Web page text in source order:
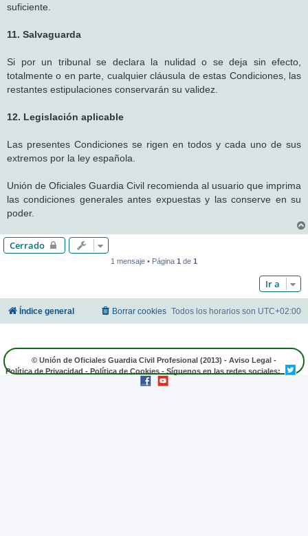
suficiente.
11. Salvaguarda
Si por un tribunal se declara la nulidad o se deja sin efecto,
totalmente o en parte, cualquier cláusula de estas Condiciones, las
restantes estipulaciones conservarán su validez.
12. Legislación aplicable
Las presentes Condiciones se rigen en todos y cada uno de sus
extremos por la ley española.
Unión de Oficiales Guardia Civil recomienda al usuario que imprima
las condiciones generales antes expuestas y las conserve en su
poder.
Cerrado
1 mensaje • Página 1 de 1
Ir a
Índice general Todos los horarios son UTC+02:00
Borrar cookies
© Unión de Oficiales Guardia Civil Profesional (2013) - Aviso Legal -
Política de Privacidad - Política de Cookies - Síguenos en las redes sociales: